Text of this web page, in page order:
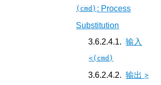
(cmd) : Process
Substitution
输入
<(cmd)
输出 >